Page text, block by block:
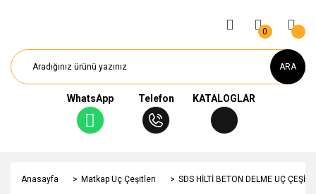
ARA
WhatsApp Telefon KATALOGLAR
0
Anasayfa Matkap Uç Çeşitleri SDS HİLTİ BETON DELME UÇ